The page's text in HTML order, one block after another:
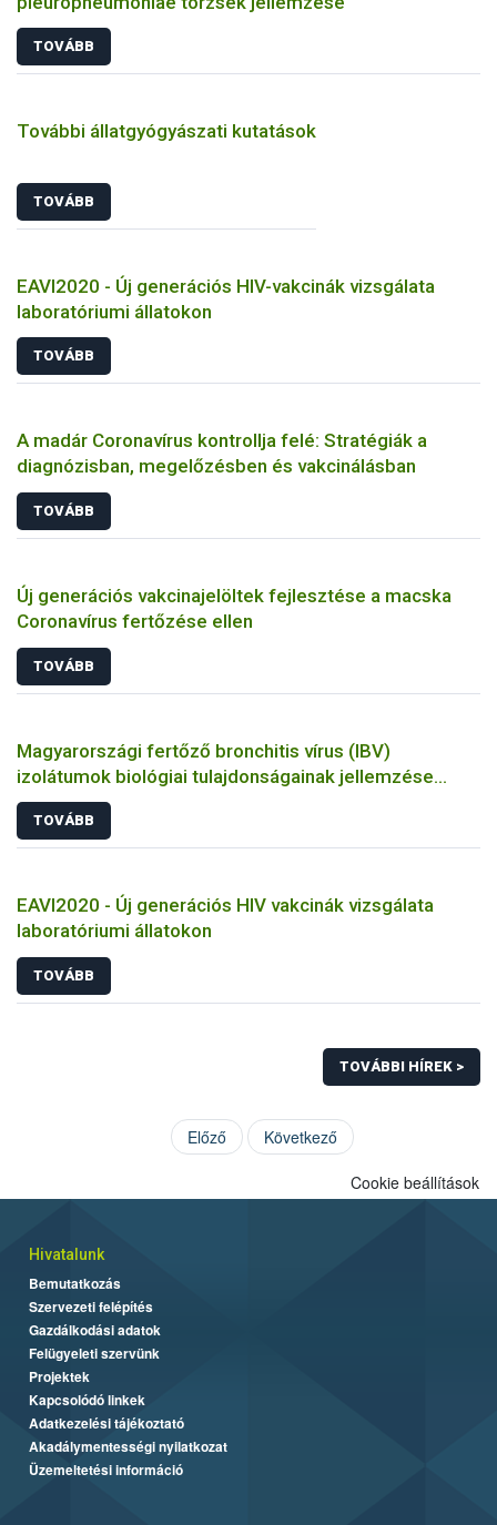
TOVÁBB
További állatgyógyászati kutatások
TOVÁBB
EAVI2020 - Új generációs HIV-vakcinák vizsgálata
laboratóriumi állatokon
TOVÁBB
A madár Coronavírus kontrollja felé: Stratégiák a
diagnózisban, megelőzésben és vakcinálásban
TOVÁBB
Új generációs vakcinajelöltek fejlesztése a macska
Coronavírus fertőzése ellen
TOVÁBB
Magyarországi fertőző bronchitis vírus (IBV)
izolátumok biológiai tulajdonságainak jellemzése
állatkísérletes és molekuláris biológiai eszközökkel
TOVÁBB
EAVI2020 - Új generációs HIV vakcinák vizsgálata
laboratóriumi állatokon
TOVÁBB
TOVÁBBI HÍREK >
Előző Következő
Cookie beállítások
Hivatalunk
Bemutatkozás
Szervezeti felépítés
Gazdálkodási adatok
Felügyeleti szervünk
Projektek
Kapcsolódó linkek
Adatkezelési tájékoztató
Akadálymentességi nyilatkozat
Üzemeltetési információ